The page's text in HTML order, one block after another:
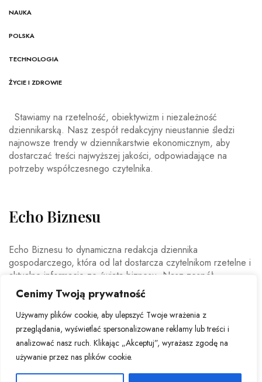
Cenimy Twoją prywatność
Używamy plików cookie, aby ulepszyć Twoje wrażenia z
przeglądania, wyświetlać spersonalizowane reklamy lub treści i
analizować nasz ruch. Klikając „Akceptuj”, wyrażasz zgodę na
używanie przez nas plików cookie.
NAUKA
POLSKA
TECHNOLOGIA
ŻYCIE I ZDROWIE
Stawiamy na rzetelność, obiektywizm i niezależność
dziennikarską. Nasz zespół redakcyjny nieustannie śledzi
najnowsze trendy w dziennikarstwie ekonomicznym, aby
dostarczać treści najwyższej jakości, odpowiadające na
potrzeby współczesnego czytelnika.
Echo Biznesu
Echo Biznesu to dynamiczna redakcja dziennika
gospodarczego, która od lat dostarcza czytelnikom rzetelne i
aktualne informacje ze świata biznesu. Nasz zespół
doświadczonych dziennikarzy i ekspertów ekonomicznych
codziennie analizuje najważniejsze wydarzenia rynkowe,
trendy gospodarcze oraz decyzje mające wpływ na polską i
światową ekonomię.